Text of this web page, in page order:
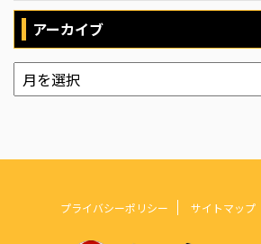
アーカイブ
プライバシーポリシー サイトマップ